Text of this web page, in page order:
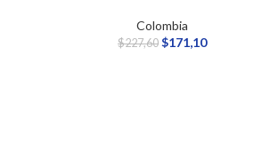
Colombia
$227,60 $171,10